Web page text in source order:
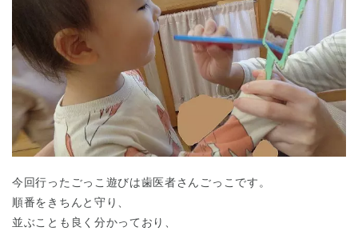
今回行ったごっこ遊びは歯医者さんごっこです。
順番をきちんと守り、
並ぶことも良く分かっており、